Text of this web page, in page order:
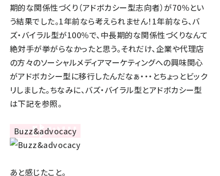
期的な関係性づくり（アドボカシー型志向者）が70％とい
う結果でした。1年前なら考えられません！1年前なら、バ
ズ・バイラル型が100％で、中長期的な関係性づくりなんて
絶対手が挙がらなかったと思う。それだけ、企業や代理店
の方々のソーシャルメディアマーケティングへの興味関心
がアドボカシー型に移行したんだなぁ・・・とちょっとビック
リしました。ちなみに、バズ・バイラル型とアドボカシー型
は下記を参照。
あと感じたこと。